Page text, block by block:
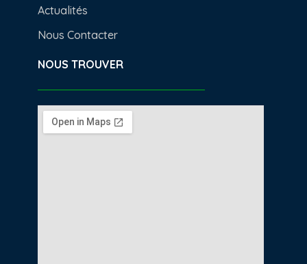
Actualités
Nous Contacter
NOUS TROUVER